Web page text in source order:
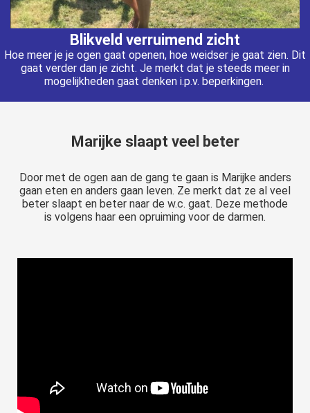
Blikveld verruimend zicht
Hoe meer je je ogen gaat openen, hoe weidser je gaat zien. Dit
gaat verder dan je zicht. Je merkt dat je steeds meer in
mogelijkheden gaat denken i.p.v. beperkingen.
Marijke slaapt veel beter
Door met de ogen aan de gang te gaan is Marijke anders
gaan eten en anders gaan leven. Ze merkt dat ze al veel
beter slaapt en beter naar de w.c. gaat. Deze methode
is volgens haar een opruiming voor de darmen.